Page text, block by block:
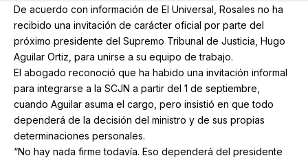
De acuerdo con información de El Universal, Rosales no ha
recibido una invitación de carácter oficial por parte del
próximo presidente del Supremo Tribunal de Justicia, Hugo
Aguilar Ortiz, para unirse a su equipo de trabajo.
El abogado reconoció que ha habido una invitación informal
para integrarse a la SCJN a partir del 1 de septiembre,
cuando Aguilar asuma el cargo, pero insistió en que todo
dependerá de la decisión del ministro y de sus propias
determinaciones personales.
“No hay nada firme todavía. Eso dependerá del presidente